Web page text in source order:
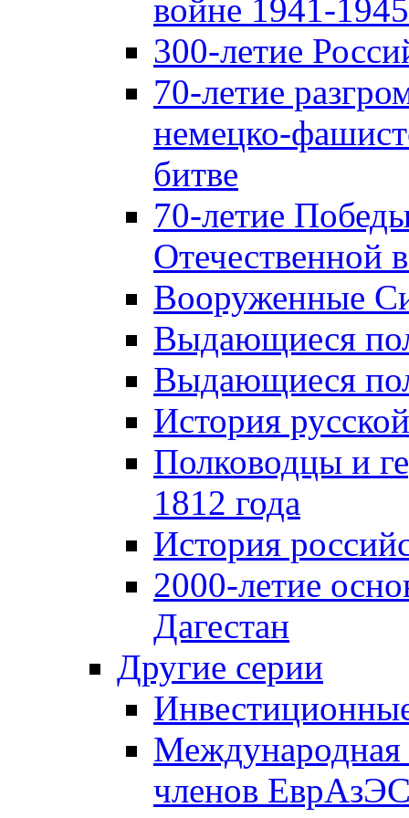
войне 1941-1945
300-летие
70-летие
немецко-
битве
70-летие
Отечественной
Вооруженные
Выдающиеся
Выдающиеся
История
Полководцы и
1812 года
История
2000-летие
Дагестан
Другие серии
Международная
членов